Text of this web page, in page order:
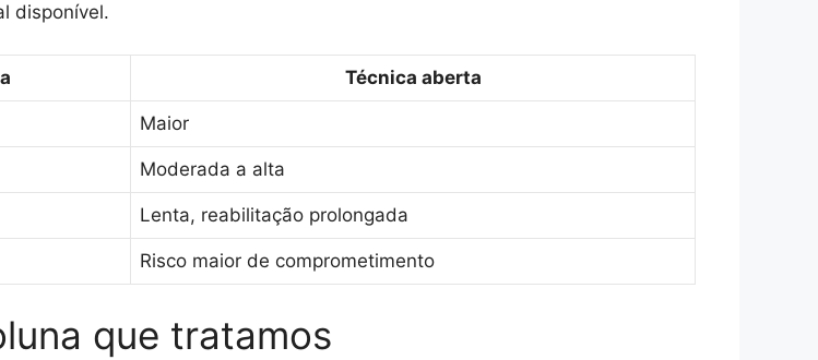
disponível.
Técnica aberta
Maior
Moderada a alta
Lenta, reabilitação prolongada
Risco maior de comprometimento
que tratamos